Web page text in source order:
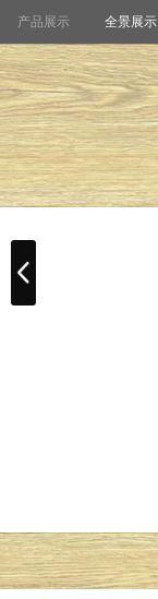
产品展示 全景展示
150X800